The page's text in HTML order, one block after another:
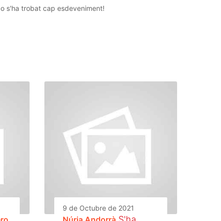
s'ha trobat cap esdeveniment!
9 de Octubre de 2021